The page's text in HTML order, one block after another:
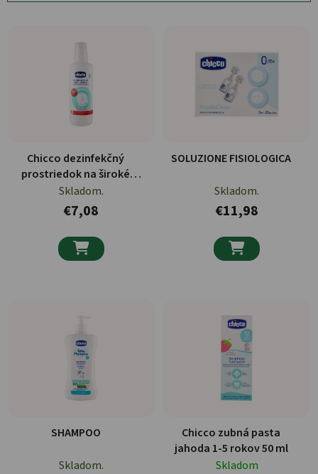
Chicco dezinfekčný
prostriedok na široké
spektrum použitia 1l
Skladom.
€7,08

SOLUZIONE FISIOLOGICA
Skladom.
€11,98

SHAMPOO
Skladom.
Chicco zubná pasta
jahoda 1-5 rokov 50 ml
Skladom